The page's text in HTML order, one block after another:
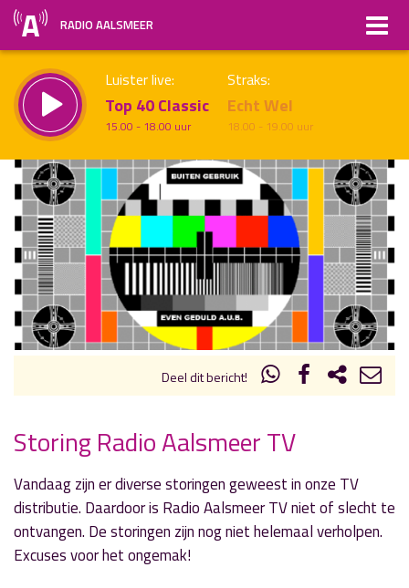
RADIO AALSMEER
Luister live:
Top 40 Classic
15.00 - 18.00 uur
Straks:
Echt Wel
18.00 - 19.00 uur
Vorig uur uur 1 van x Volgend uur
Inklappen
Deel dit bericht!
» Volgend nieuwsbericht
Kinderboerderij decor voor oefening brandweer
14 januari 2020
Storing Radio Aalsmeer TV
Vandaag zijn er diverse storingen geweest in onze TV
distributie. Daardoor is Radio Aalsmeer TV niet of slecht te
ontvangen. De storingen zijn nog niet helemaal verholpen.
Excuses voor het ongemak!